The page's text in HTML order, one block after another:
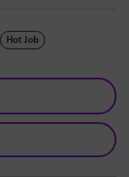
Hot Job